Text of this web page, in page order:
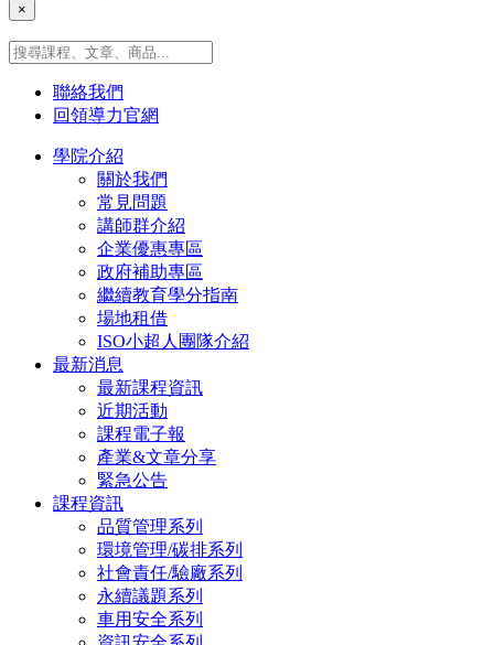
×
聯絡我們
回領導力官網
學院介紹
關於我們
常見問題
講師群介紹
企業優惠專區
政府補助專區
繼續教育學分指南
場地租借
ISO小超人團隊介紹
最新消息
最新課程資訊
近期活動
課程電子報
產業&文章分享
緊急公告
課程資訊
品質管理系列
環境管理/碳排系列
社會責任/驗廠系列
永續議題系列
車用安全系列